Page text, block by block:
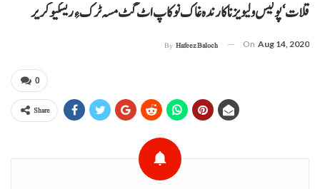
قلات‘پولیس ولیویز ناکارندہ غاک نوکاپ اٹ گٹ مسہ ٹرک ءِ ریسکیو کریر
By Hafeez Baloch On Aug 14, 2020
0
Share